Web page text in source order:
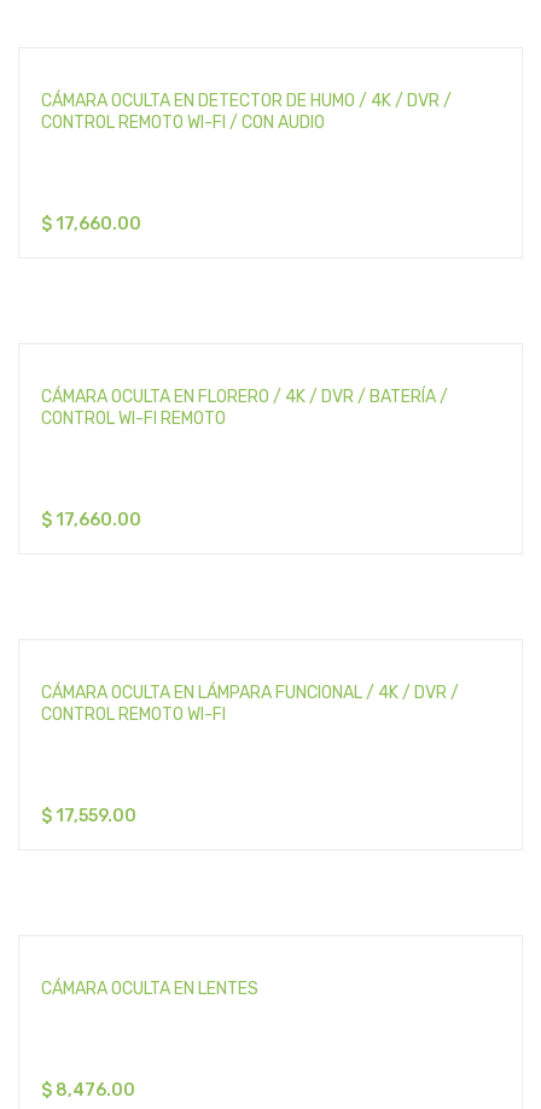
CÁMARA OCULTA EN DETECTOR DE HUMO / 4K / DVR /
CONTROL REMOTO WI-FI / CON AUDIO
$ 17,660.00
CÁMARA OCULTA EN FLORERO / 4K / DVR / BATERÍA /
CONTROL WI-FI REMOTO
$ 17,660.00
CÁMARA OCULTA EN LÁMPARA FUNCIONAL / 4K / DVR /
CONTROL REMOTO WI-FI
$ 17,559.00
CÁMARA OCULTA EN LENTES
$ 8,476.00